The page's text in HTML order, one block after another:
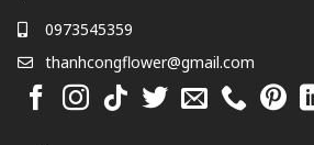
0973545359
thanhcongflower@gmail.com